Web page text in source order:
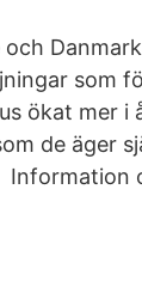
som
ökat mer i
de äger